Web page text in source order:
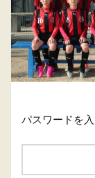
パスワードを